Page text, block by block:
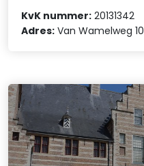
KvK nummer: 20131342
Adres: Van Wamelweg 10